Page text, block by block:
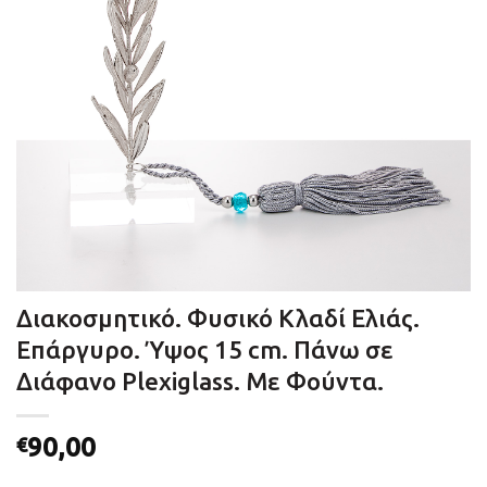
Διακοσμητικό. Φυσικό Κλαδί Ελιάς.
Επάργυρο. Ύψος 15 cm. Πάνω σε
Διάφανο Plexiglass. Με Φούντα.
€90,00